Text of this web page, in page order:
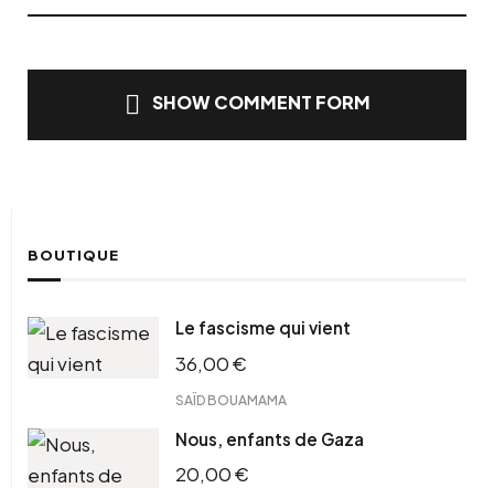
SHOW COMMENT FORM
BOUTIQUE
Le fascisme qui vient
36,00€
SAÏD BOUAMAMA
Nous, enfants de Gaza
20,00€